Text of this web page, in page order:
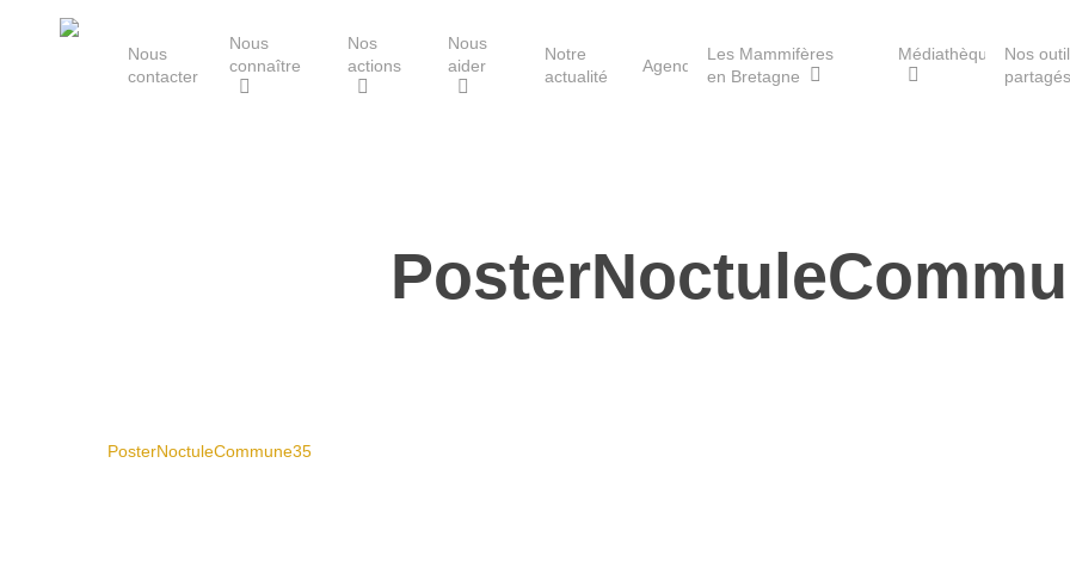
Nous
contacter
Nous
connaître
Nos
actions
Les Havres de paix pour la
loutre
Nous
aider
Notre
actualité
Agenda
Les Mammifères
en Bretagne
Médiathèque
Nos
partagés
PosterNoctuleCommune35